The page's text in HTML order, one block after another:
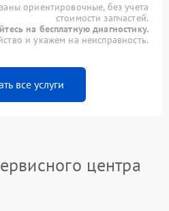
ориентировочные, без учета
стоимости запчастей.
на бесплатную диагностику.
и укажем на неисправность.
все услуги
центра